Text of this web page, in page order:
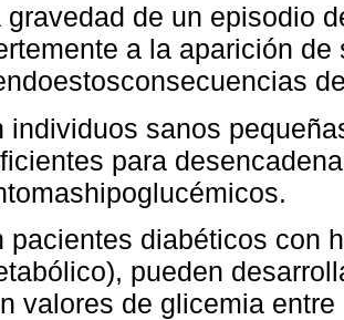
gravedad de un episodio
a la aparición
individuos sanos
para
pacientes diabéticos con
pueden
valores de glicemia